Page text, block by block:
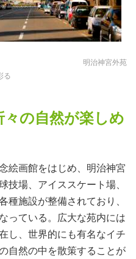
明治神宮外苑
る
の自然が楽しめ
絵画館をはじめ、明治神宮
技場、アイススケート場、
種施設が整備されており、
っている。広大な苑内には
し、世界的にも有名なイチ
自然の中を散策することが